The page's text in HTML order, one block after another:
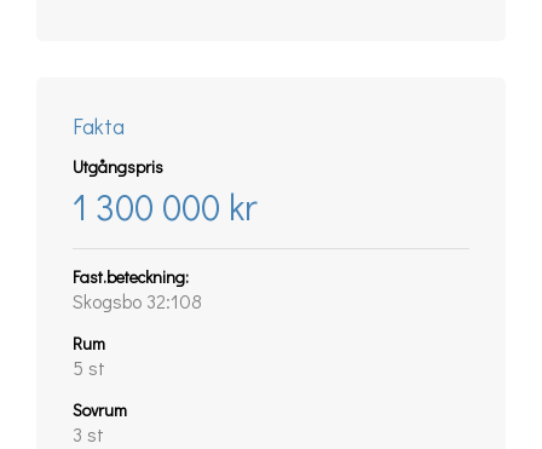
Fakta
Utgångspris
1 300 000 kr
Fast.beteckning:
Skogsbo 32:108
Rum
5 st
Sovrum
3 st